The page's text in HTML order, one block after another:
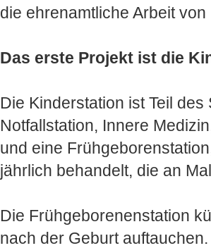
die ehrenamtliche Arbeit
Das erste Projekt ist die
Die Kinderstation ist Teil
Notfallstation, Innere
und eine
jährlich behandelt, die an
Die Frühgeborenenstation
nach der Geburt